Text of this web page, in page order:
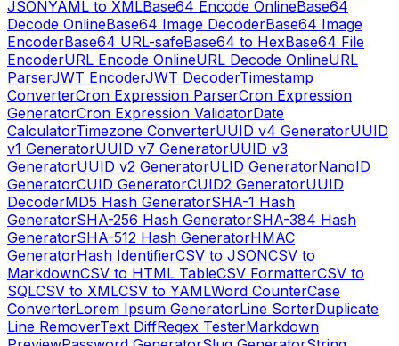
JSONYAML to XMLBase64 Encode OnlineBase64
Decode OnlineBase64 Image DecoderBase64 Image
EncoderBase64 URL-safeBase64 to HexBase64 File
EncoderURL Encode OnlineURL Decode OnlineURL
ParserJWT EncoderJWT DecoderTimestamp
ConverterCron Expression ParserCron Expression
GeneratorCron Expression ValidatorDate
CalculatorTimezone ConverterUUID v4 GeneratorUUID
v1 GeneratorUUID v7 GeneratorUUID v3
GeneratorUUID v2 GeneratorULID GeneratorNanoID
GeneratorCUID GeneratorCUID2 GeneratorUUID
DecoderMD5 Hash GeneratorSHA-1 Hash
GeneratorSHA-256 Hash GeneratorSHA-384 Hash
GeneratorSHA-512 Hash GeneratorHMAC
GeneratorHash IdentifierCSV to JSONCSV to
MarkdownCSV to HTML TableCSV FormatterCSV to
SQLCSV to XMLCSV to YAMLWord CounterCase
ConverterLorem Ipsum GeneratorLine SorterDuplicate
Line RemoverText DiffRegex TesterMarkdown